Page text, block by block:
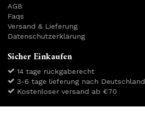
AGB
Faqs
Versand & Lieferung
Datenschutzerklärung
Sicher Einkaufen
14 tage rückgaberecht
3-6 tage lieferung nach Deutschland
Kostenloser versand ab €70